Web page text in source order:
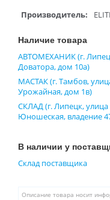
Производитель:
Наличие товара
АВТОМЕХАНИК (г.
Доватора, дом 10а)
МАСТАК (г. Тамбов,
Урожайная, дом 1в)
СКЛАД (г. Липецк, улица
Юношеская, владение
В наличии у
Склад поставщика
Описание товара носит